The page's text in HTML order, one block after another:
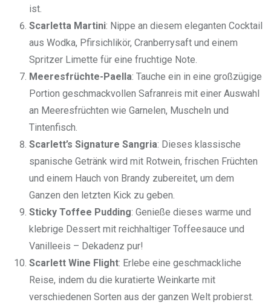
ist.
Scarletta Martini: Nippe an diesem eleganten Cocktail
aus Wodka, Pfirsichlikör, Cranberrysaft und einem
Spritzer Limette für eine fruchtige Note.
Meeresfrüchte-Paella: Tauche ein in eine großzügige
Portion geschmackvollen Safranreis mit einer Auswahl
an Meeresfrüchten wie Garnelen, Muscheln und
Tintenfisch.
Scarlett’s Signature Sangria: Dieses klassische
spanische Getränk wird mit Rotwein, frischen Früchten
und einem Hauch von Brandy zubereitet, um dem
Ganzen den letzten Kick zu geben.
Sticky Toffee Pudding: Genieße dieses warme und
klebrige Dessert mit reichhaltiger Toffeesauce und
Vanilleeis – Dekadenz pur!
Scarlett Wine Flight: Erlebe eine geschmackliche
Reise, indem du die kuratierte Weinkarte mit
verschiedenen Sorten aus der ganzen Welt probierst.